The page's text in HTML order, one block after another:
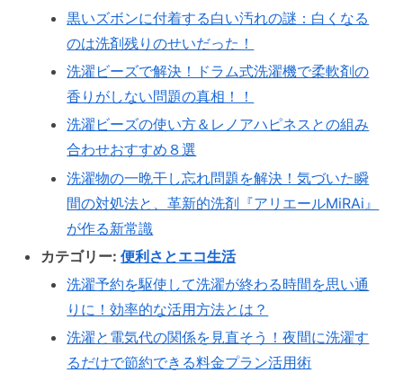
黒いズボンに付着する白い汚れの謎：白くなる
のは洗剤残りのせいだった！
洗濯ビーズで解決！ドラム式洗濯機で柔軟剤の
香りがしない問題の真相！！
洗濯ビーズの使い方＆レノアハピネスとの組み
合わせおすすめ８選
洗濯物の一晩干し忘れ問題を解決！気づいた瞬
間の対処法と、革新的洗剤『アリエールMiRAi』
が作る新常識
カテゴリー:便利さとエコ生活
洗濯予約を駆使して洗濯が終わる時間を思い通
りに！効率的な活用方法とは？
洗濯と電気代の関係を見直そう！夜間に洗濯す
るだけで節約できる料金プラン活用術